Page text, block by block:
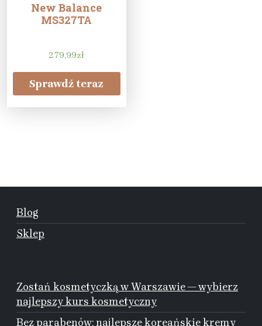
New Balance
MS327TA
279,99zł
Sprawdź teraz
Blog
Sklep
Zostań kosmetyczką w Warszawie — wybierz
najlepszy kurs kosmetyczny
Bez parabenów: najlepsze koreańskie kremy